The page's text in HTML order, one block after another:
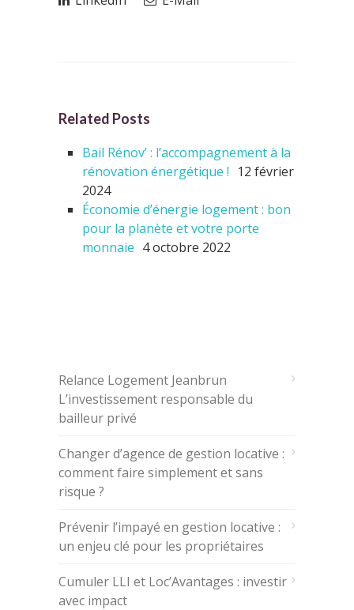
Related Posts
Bail Rénov’ : l’accompagnement à la
rénovation énergétique ! 12 février
2024
Économie d’énergie logement : bon
pour la planète et votre porte
monnaie 4 octobre 2022
Relance Logement Jeanbrun
L’investissement responsable du
bailleur privé
Changer d’agence de gestion locative :
comment faire simplement et sans
risque ?
Prévenir l’impayé en gestion locative :
un enjeu clé pour les propriétaires
Cumuler LLI et Loc’Avantages : investir
avec impact